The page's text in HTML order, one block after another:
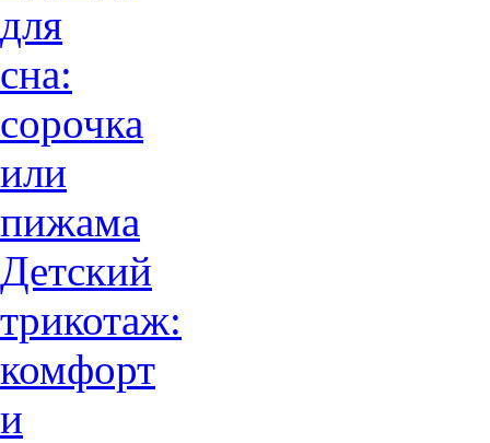
для
сна:
сорочка
или
пижама
Детский
трикотаж:
комфорт
и